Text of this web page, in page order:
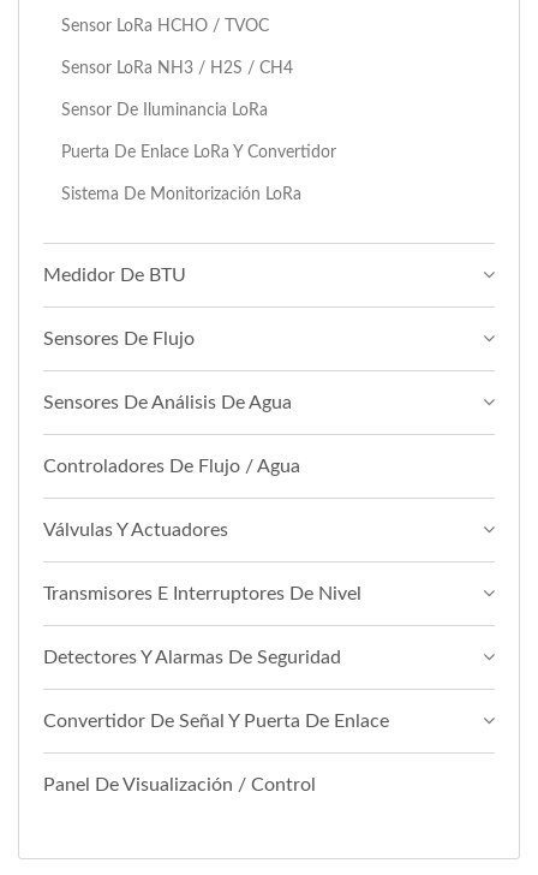
Sensor LoRa HCHO / TVOC
Sensor LoRa NH3 / H2S / CH4
Sensor De Iluminancia LoRa
Puerta De Enlace LoRa Y Convertidor
Sistema De Monitorización LoRa
Medidor De BTU
Sensores De Flujo
Sensores De Análisis De Agua
Controladores De Flujo / Agua
Válvulas Y Actuadores
Transmisores E Interruptores De Nivel
Detectores Y Alarmas De Seguridad
Convertidor De Señal Y Puerta De Enlace
Panel De Visualización / Control